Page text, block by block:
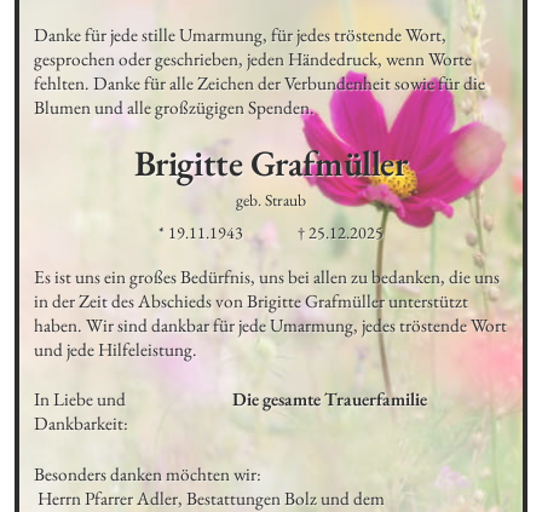
Danke für jede stille Umarmung, für jedes tröstende Wort,
gesprochen oder geschrieben, jeden Händedruck, wenn Worte
fehlten. Danke für alle Zeichen der Verbundenheit sowie für die
Blumen und alle großzügigen Spenden.
BrigitteGrafmüller
geb. Straub
* 19.11.1943
† 25.12.2025
Es ist uns ein großes Bedürfnis, uns bei allen zu bedanken, die uns
in der Zeit des Abschieds von Brigitte Grafmüller unterstützt
haben. Wir sind dankbar für jede Umarmung, jedes tröstende Wort
und jede Hilfeleistung.
In Liebe und
Dankbarkeit:
Die gesamte Trauerfamilie
Besonders danken möchten wir: